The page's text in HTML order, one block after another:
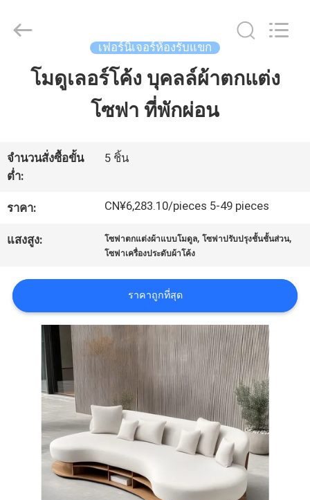
บ้าน
วิดีโอ
แสดง
เกี่ยว
โรงงาน
HOME
Furniture
เฟอร์นิเจอร์ห้องรับแขก
โมดูเลอร์โค้ง บุคลล์ผ้าตกแต่ง
โซฟา ที่พักผ่อน
จำนวนสั่งซื้อขั้น
ต่ำ:
5 ชิ้น
ราคา: CN¥6,283.10/pieces 5-49 pieces
แสงสูง: โซฟาตกแต่งผ้าแบบโมดูล,โซฟาปรับปรุงชั้นชั้นส่วน,
โซฟาเครื่องประดับผ้าโค้ง
ราคาถูกที่สุด